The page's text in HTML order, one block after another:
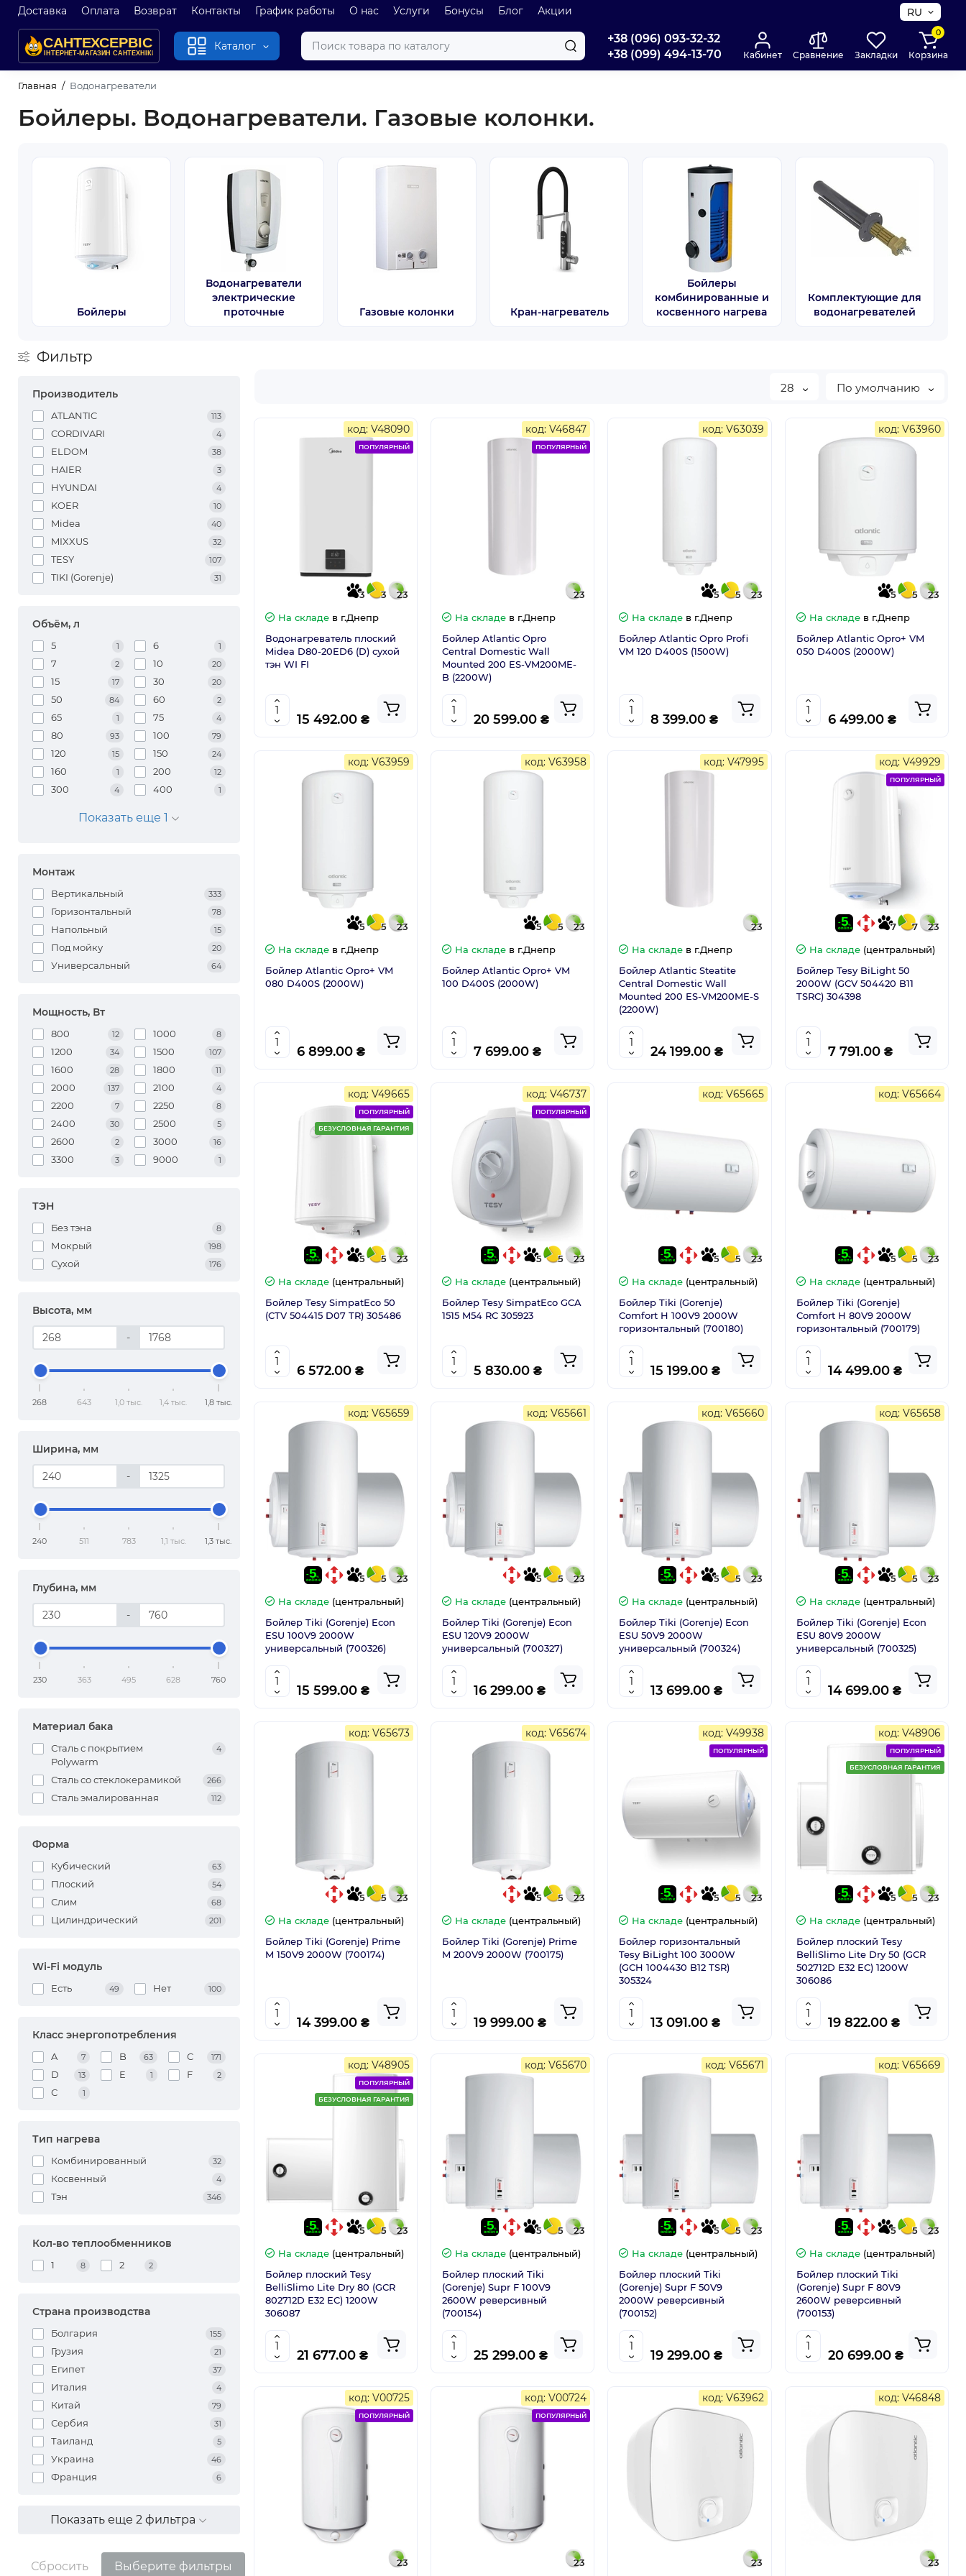
Доставка Оплата Возврат Контакты График работы О нас Услуги Бонусы Блог Акции RU
Каталог
+38 (096) 093-32-32
+38 (099) 494-13-70
Кабинет Сравнение Закладки
0
Корзина
Главная Водонагреватели
Бойлеры. Водонагреватели. Газовые колонки.
Бойлеры
Водонагреватели
электрические
проточные
Газовые колонки Кран-нагреватель
Бойлеры
комбинированные и
косвенного нагрева
Комплектующие для
водонагревателей
Фильтр
Производитель
ATLANTIC 113
CORDIVARI 4
ELDOM 38
HAIER 3
HYUNDAI 4
KOER 10
Midea 40
MIXXUS 32
TESY 107
TIKI (Gorenje) 31
Объём, л
5 1 6 1
7 2 10 20
15 17 30 20
50 84 60 2
65 1 75 4
80 93 100 79
120 15 150 24
160 1 200 12
300 4 400 1
Показать еще 1
Монтаж
Вертикальный 333
Горизонтальный 78
Напольный 15
Под мойку 20
Универсальный 64
Мощность, Вт
800 12 1000 8
1200 34 1500 107
1600 28 1800 11
2000 137 2100 4
2200 7 2250 8
2400 30 2500 5
2600 2 3000 16
3300 3 9000 1
ТЭН
Без тэна 8
Мокрый 198
Сухой 176
Высота, мм
-
268 643 1,0 тыс. 1,4 тыс. 1,8 тыс.
Ширина, мм
-
240 511 783 1,1 тыс. 1,3 тыс.
Глубина, мм
-
230 363 495 628 760
Материал бака
Сталь с покрытием
Polywarm
4
Сталь со стеклокерамикой 266
Сталь эмалированная 112
Форма
Кубический 63
Плоский 54
Слим 68
Цилиндрический 201
Wi-Fi модуль
Есть 49 Нет 100
Класс энергопотребления
A 7 B 63 C 171
D 13 E 1 F 2
С 1
Тип нагрева
Комбинированный 32
Косвенный 4
Тэн 346
Кол-во теплообменников
1 8 2 2
Страна производства
Болгария 155
Грузия 21
Египет 37
Италия 4
Китай 79
Сербия 31
Таиланд 5
Украина 46
Франция 6
Показать еще 2 фильтра
Сбросить Выберите фильтры
28 По умолчанию
код: V48090
3 3 23
ПОПУЛЯРНЫЙ
На складев г.Днепр
Водонагреватель плоский
Midea D80-20ED6 (D) сухой
тэн WI FI
15 492.00 ₴
код: V46847
23
ПОПУЛЯРНЫЙ
На складев г.Днепр
Бойлер Atlantic Opro
Central Domestic Wall
Mounted 200 ES-VM200ME-
B (2200W)
20 599.00 ₴
код: V63039
5 5
23
На складе в г.Днепр
Бойлер Atlantic Opro Profi
VM 120 D400S (1500W)
8 399.00 ₴
код: V63960
5 5
23
На складев г.Днепр
Бойлер Atlantic Opro+ VM
050 D400S (2000W)
6 499.00 ₴
код: V63959
5 5
23
На складев г.Днепр
Бойлер Atlantic Opro+ VM
080 D400S (2000W)
6 899.00 ₴
код: V63958
5 5
23
На складев г.Днепр
Бойлер Atlantic Opro+ VM
100 D400S (2000W)
7 699.00 ₴
код: V47995
23
На складе в г.Днепр
Бойлер Atlantic Steatite
Central Domestic Wall
Mounted 200 ES-VM200ME-S
(2200W)
24 199.00 ₴
код: V49929
7 7 23
ПОПУЛЯРНЫЙ
На складе(центральный)
Бойлер Tesy BiLight 50
2000W (GCV 504420 B11
TSRC) 304398
7 791.00 ₴
код: V49665
5 5 23
ПОПУЛЯРНЫЙ
БЕЗУСЛОВНАЯ ГАРАНТИЯ
На складе(центральный)
Бойлер Tesy SimpatEco 50
(CTV 504415 D07 TR) 305486
6 572.00 ₴
код: V46737
5 5 23
ПОПУЛЯРНЫЙ
На складе(центральный)
Бойлер Tesy SimpatEco GCA
1515 M54 RC 305923
5 830.00 ₴
код: V65665
5 5
23
На складе (центральный)
Бойлер Tiki (Gorenje)
Comfort H 100V9 2000W
горизонтальный (700180)
15 199.00 ₴
код: V65664
5 5
23
На складе(центральный)
Бойлер Tiki (Gorenje)
Comfort H 80V9 2000W
горизонтальный (700179)
14 499.00 ₴
код: V65659
5 5
23
На складе(центральный)
Бойлер Tiki (Gorenje) Econ
ESU 100V9 2000W
универсальный (700326)
15 599.00 ₴
код: V65661
5 5
23
На складе(центральный)
Бойлер Tiki (Gorenje) Econ
ESU 120V9 2000W
универсальный (700327)
16 299.00 ₴
код: V65660
5 5
23
На складе (центральный)
Бойлер Tiki (Gorenje) Econ
ESU 50V9 2000W
универсальный (700324)
13 699.00 ₴
код: V65658
5 5
23
На складе(центральный)
Бойлер Tiki (Gorenje) Econ
ESU 80V9 2000W
универсальный (700325)
14 699.00 ₴
код: V65673
5 5
23
На складе(центральный)
Бойлер Tiki (Gorenje) Prime
M 150V9 2000W (700174)
14 399.00 ₴
код: V65674
5 5
23
На складе(центральный)
Бойлер Tiki (Gorenje) Prime
M 200V9 2000W (700175)
19 999.00 ₴
код: V49938
5 5 23
ПОПУЛЯРНЫЙ
На складе (центральный)
Бойлер горизонтальный
Tesy BiLight 100 3000W
(GCH 1004430 B12 TSR)
305324
13 091.00 ₴
код: V48906
5 5 23
ПОПУЛЯРНЫЙ
БЕЗУСЛОВНАЯ ГАРАНТИЯ
На складе(центральный)
Бойлер плоский Tesy
BelliSlimo Lite Dry 50 (GCR
502712D E32 EC) 1200W
306086
19 822.00 ₴
код: V48905
5 5 23
ПОПУЛЯРНЫЙ
БЕЗУСЛОВНАЯ ГАРАНТИЯ
На складе(центральный)
Бойлер плоский Tesy
BelliSlimo Lite Dry 80 (GCR
802712D E32 EC) 1200W
306087
21 677.00 ₴
код: V65670
5 5
23
На складе(центральный)
Бойлер плоский Tiki
(Gorenje) Supr F 100V9
2600W реверсивный
(700154)
25 299.00 ₴
код: V65671
5 5
23
На складе (центральный)
Бойлер плоский Tiki
(Gorenje) Supr F 50V9
2000W реверсивный
(700152)
19 299.00 ₴
код: V65669
5 5
23
На складе(центральный)
Бойлер плоский Tiki
(Gorenje) Supr F 80V9
2600W реверсивный
(700153)
20 699.00 ₴
код: V00725
23
ПОПУЛЯРНЫЙ
код: V00724
23
ПОПУЛЯРНЫЙ
код: V63962
23
код: V46848
23